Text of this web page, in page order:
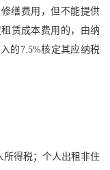
缮费用，但不能提供
赁成本费用的，由纳
的7.5%核定其应纳税
所得税；个人出租非住